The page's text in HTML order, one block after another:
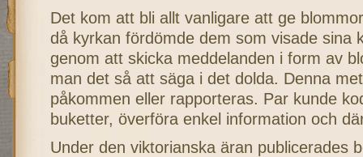
Det kom att bli allt vanligare att ge
då kyrkan fördömde dem som visade sina
genom att skicka meddelanden i form av
man det så att säga i det dolda. Denna
påkommen eller rapporteras. Par kunde
buketter, överföra enkel information och
Under den viktorianska äran publicerades